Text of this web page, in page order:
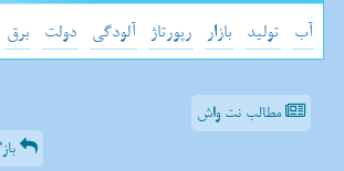
آب تولید بازار رپورتاژ آلودگی دولت برق
مطالب نت واش